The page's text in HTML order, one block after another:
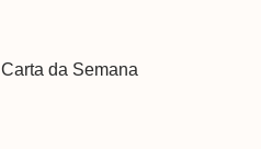
Carta da Semana